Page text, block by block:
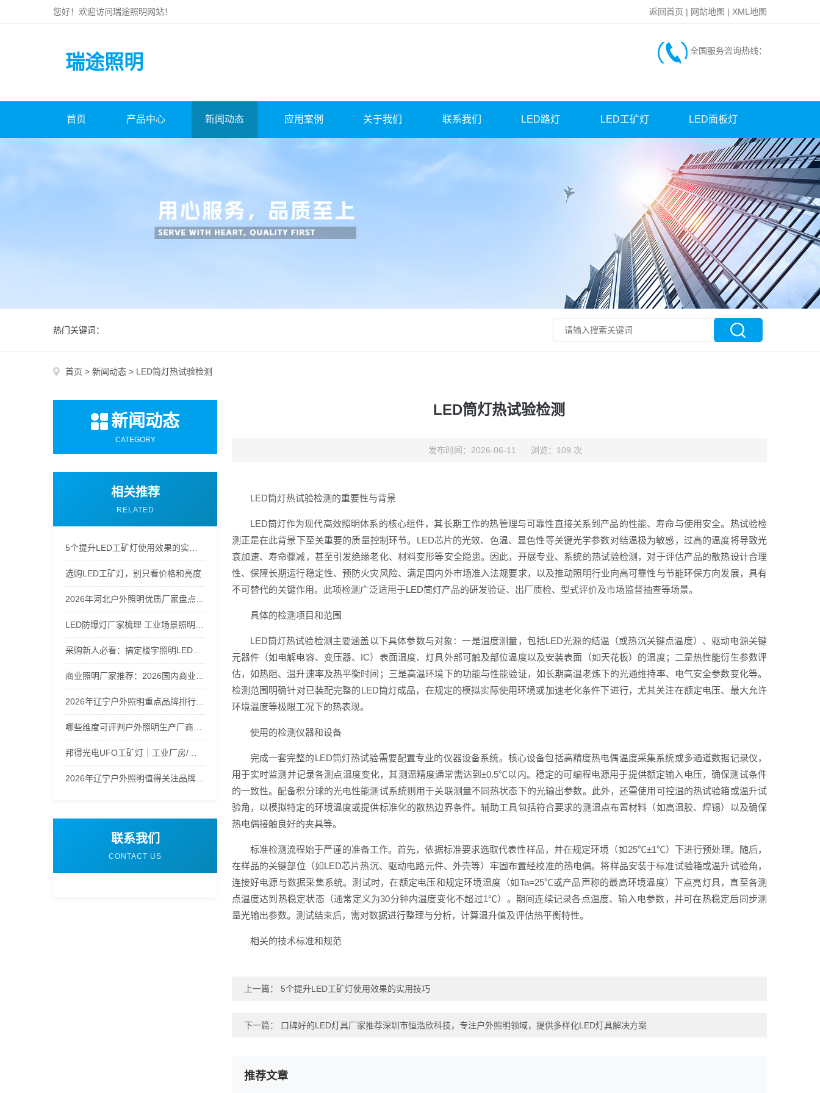
您好！欢迎访问瑞途照明 网站！ 返回首页 | 网站地图 | XML地图
瑞途照明
全国服务咨询热线：
首页 产品中心 新闻动态 应用案例 关于我们 联系我们 LED路灯 LED工矿灯 LED面板灯
热门关键词：
首页 > 新闻动态 > LED筒灯热试验检测
新闻动态
CATEGORY
相关推荐
RELATED
选购LED工矿灯，别只看价格和亮度
联系我们
CONTACT US
LED筒灯热试验检测
发布时间：2026-06-11 浏览：109 次
LED筒灯热试验检测的重要性与背景
LED筒灯作为现代高效照明体系的核心组件，其长期工作的热管理与可靠性直接关系到产品的性能、寿命与使用安全。热试验检
测正是在此背景下至关重要的质量控制环节。LED芯片的光效、色温、显色性等关键光学参数对结温极为敏感，过高的温度将导致光
衰加速、寿命骤减，甚至引发绝缘老化、材料变形等安全隐患。因此，开展专业、系统的热试验检测，对于评估产品的散热设计合理
性、保障长期运行稳定性、预防火灾风险、满足国内外市场准入法规要求，以及推动照明行业向高可靠性与节能环保方向发展，具有
不可替代的关键作用。此项检测广泛适用于LED筒灯产品的研发验证、出厂质检、型式评价及市场监督抽查等场景。
具体的检测项目和范围
LED筒灯热试验检测主要涵盖以下具体参数与对象：一是温度测量，包括LED光源的结温（或热沉关键点温度）、驱动电源关键
元器件（如电解电容、变压器、IC）表面温度、灯具外部可触及部位温度以及安装表面（如天花板）的温度；二是热性能衍生参数评
估，如热阻、温升速率及热平衡时间；三是高温环境下的功能与性能验证，如长期高温老炼下的光通维持率、电气安全参数变化等。
检测范围明确针对已装配完整的LED筒灯成品，在规定的模拟实际使用环境或加速老化条件下进行，尤其关注在额定电压、最大允许
环境温度等极限工况下的热表现。
使用的检测仪器和设备
完成一套完整的LED筒灯热试验需要配置专业的仪器设备系统。核心设备包括高精度热电偶温度采集系统或多通道数据记录仪，
用于实时监测并记录各测点温度变化，其测温精度通常需达到±0.5℃以内。稳定的可编程电源用于提供额定输入电压，确保测试条件
的一致性。配备积分球的光电性能测试系统则用于关联测量不同热状态下的光输出参数。此外，还需使用可控温的热试验箱或温升试
验角，以模拟特定的环境温度或提供标准化的散热边界条件。辅助工具包括符合要求的测温点布置材料（如高温胶、焊锡）以及确保
热电偶接触良好的夹具等。
标准检测流程始于严谨的准备工作。首先，依据标准要求选取代表性样品，并在规定环境（如25℃±1℃）下进行预处理。随后，
在样品的关键部位（如LED芯片热沉、驱动电路元件、外壳等）牢固布置经校准的热电偶。将样品安装于标准试验箱或温升试验角，
连接好电源与数据采集系统。测试时，在额定电压和规定环境温度（如Ta=25℃或产品声称的最高环境温度）下点亮灯具，直至各测
点温度达到热稳定状态（通常定义为30分钟内温度变化不超过1℃）。期间连续记录各点温度、输入电参数，并可在热稳定后同步测
量光输出参数。测试结束后，需对数据进行整理与分析，计算温升值及评估热平衡特性。
相关的技术标准和规范
上一篇： 5个提升LED工矿灯使用效果的实用技巧
下一篇： 口碑好的LED灯具厂家推荐深圳市恒浩欣科技，专注户外照明领域，提供多样化LED灯具解决方案
推荐文章